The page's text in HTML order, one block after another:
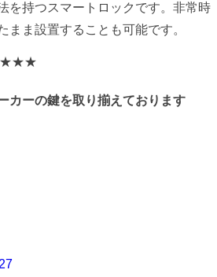
を持つスマートロックです。非常時
まま設置することも可能です。
カーの鍵を取り揃えております